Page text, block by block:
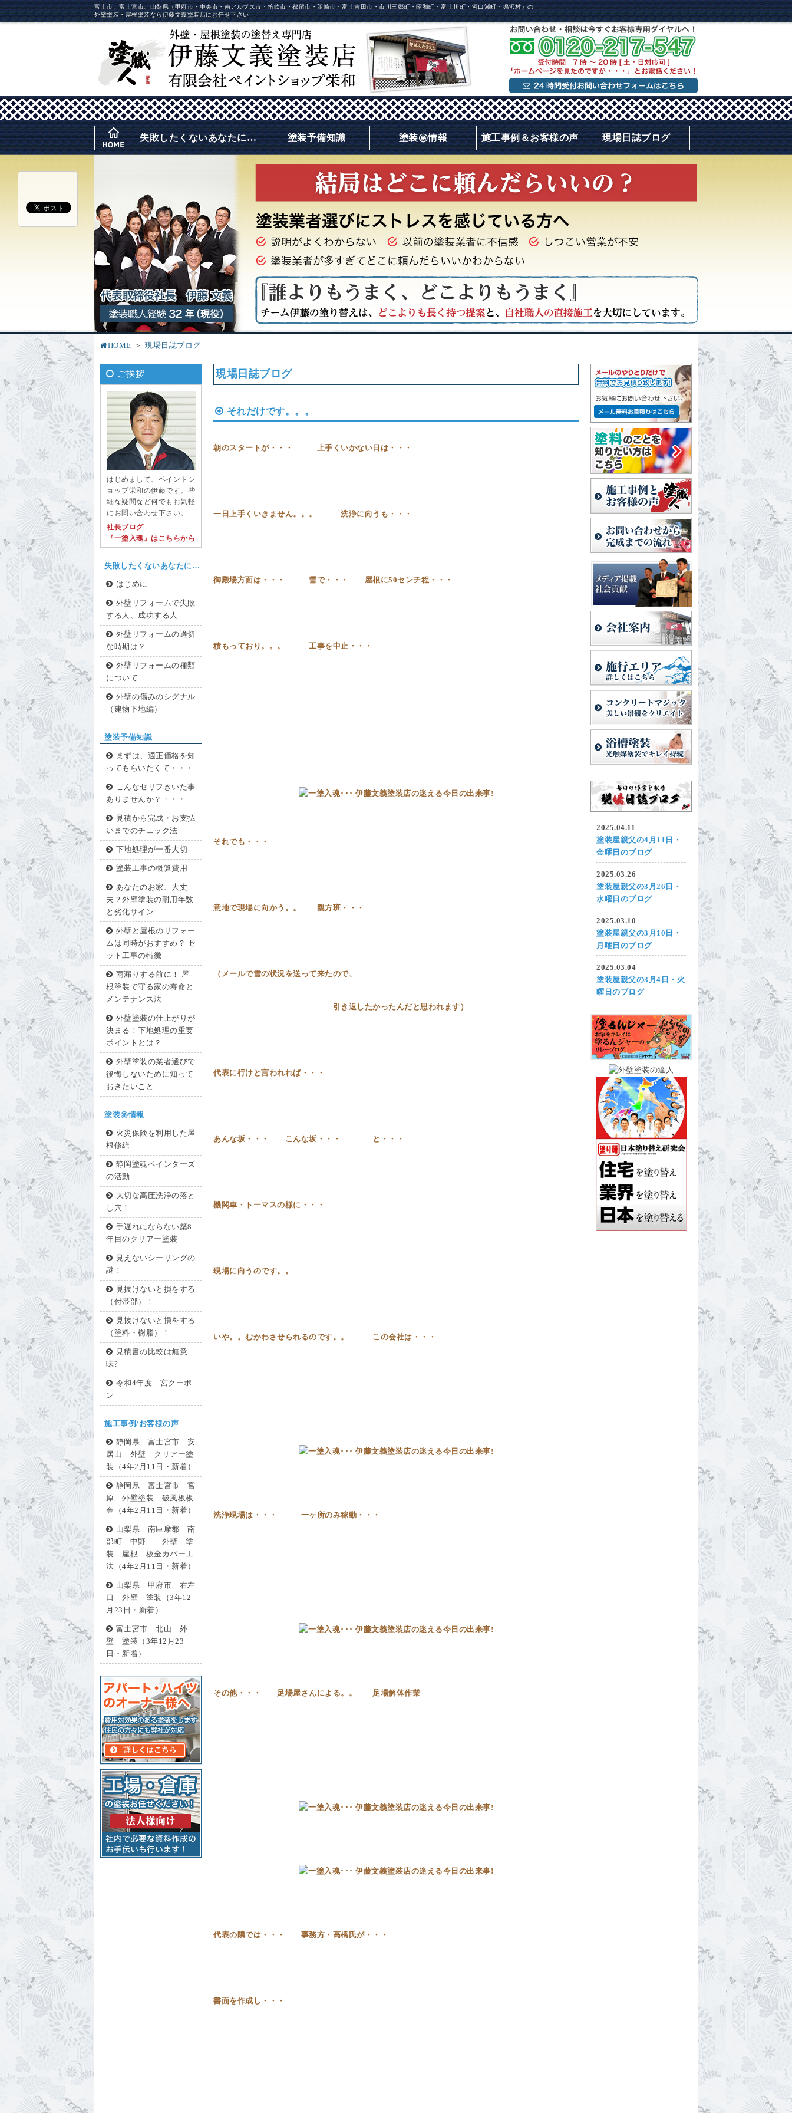
富士市、富士宮市、山梨県（甲府市・中央市・南アルプス市・笛吹市・都留市・韮崎市・富士吉田市・市川三郷町・昭和町・富士川町・河口湖町・鳴沢村）の
外壁塗装・屋根塗装なら伊藤文義塗装店にお任せ下さい
失敗したくないあなたに… 塗装予備知識 塗装㊙情報 施工事例＆お客様の声 現場日誌ブログ
HOME 現場日誌ブログ
ご挨拶
はじめまして、ペイントシ
ョップ栄和の伊藤です。些
細な疑問など何でもお気軽
にお問い合わせ下さい。
社長ブログ
『一塗入魂』はこちらから
失敗したくないあなたに…
はじめに
外壁リフォームで失敗
する人、成功する人
外壁リフォームの適切
な時期は？
外壁リフォームの種類
について
外壁の傷みのシグナル
（建物下地編）
塗装予備知識
まずは、適正価格を知
ってもらいたくて・・・
こんなセリフきいた事
ありませんか？・・・
見積から完成・お支払
いまでのチェック法
下地処理が一番大切
塗装工事の概算費用
あなたのお家、大丈
夫？外壁塗装の耐用年数
と劣化サイン
外壁と屋根のリフォー
ムは同時がおすすめ？ セ
ット工事の特徴
雨漏りする前に！ 屋
根塗装で守る家の寿命と
メンテナンス法
外壁塗装の仕上がりが
決まる！下地処理の重要
ポイントとは？
外壁塗装の業者選びで
後悔しないために知って
おきたいこと
塗装㊙情報
火災保険を利用した屋
根修繕
静岡塗魂ペインターズ
の活動
大切な高圧洗浄の落と
し穴！
手遅れにならない築8
年目のクリアー塗装
見えないシーリングの
謎！
見抜けないと損をする
（付帯部）！
見抜けないと損をする
（塗料・樹脂）！
見積書の比較は無意
味?
令和4年度 宮クーポ
ン
施工事例/お客様の声
静岡県 富士宮市 安
居山 外壁 クリアー塗
装（4年2月11日・新着）
静岡県 富士宮市 宮
原 外壁塗装 破風板板
金（4年2月11日・新着）
山梨県 南巨摩郡 南
部町 中野 外壁 塗
装 屋根 板金カバー工
法（4年2月11日・新着）
山梨県 甲府市 右左
口 外壁 塗装（3年12
月23日・新着）
富士宮市 北山 外
壁 塗装（3年12月23
日・新着）
現場日誌ブログ
それだけです。。。
朝のスタートが・・・ 上手くいかない日は・・・
一日上手くいきません。。。 洗浄に向うも・・・
御殿場方面は・・・ 雪で・・・ 屋根に50センチ程・・・
積もっており。。。 工事を中止・・・
それでも・・・
意地で現場に向かう。。 親方班・・・
（メールで雪の状況を送って来たので、
引き返したかったんだと思われます）
代表に行けと言われれば・・・
あんな坂・・・ こんな坂・・・ と・・・
機関車・トーマスの様に・・・
現場に向うのです。。
いや。。むかわさせられるのです。。 この会社は・・・
洗浄現場は・・・ 一ヶ所のみ稼動・・・
その他・・・ 足場屋さんによる。。 足場解体作業
代表の隣では・・・ 事務方・高橋氏が・・・
書面を作成し・・・
2025.04.11
塗装屋親父の4月11日・
金曜日のブログ
2025.03.26
塗装屋親父の3月26日・
水曜日のブログ
2025.03.10
塗装屋親父の3月10日・
月曜日のブログ
2025.03.04
塗装屋親父の3月4日・火
曜日のブログ